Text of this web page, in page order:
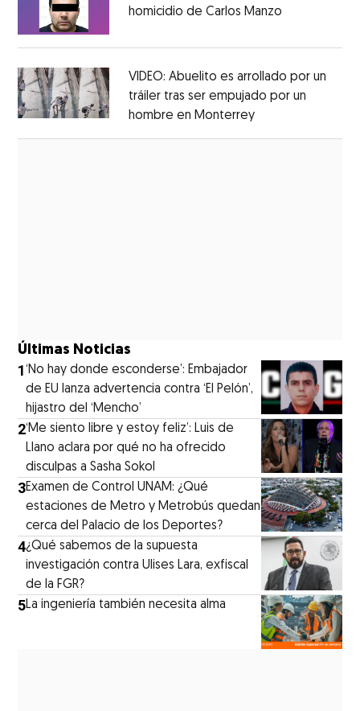
homicidio de Carlos Manzo
VIDEO: Abuelito es arrollado por un
tráiler tras ser empujado por un
hombre en MonterreyOpens in new
Últimas Noticias
1‘No hay donde esconderse’: Embajador
de EU lanza advertencia contra ‘El Pelón’,
hijastro del ‘Mencho’
2‘Me siento libre y estoy feliz’: Luis de
Llano aclara por qué no ha ofrecido
disculpas a Sasha Sokol
3Examen de Control UNAM: ¿Qué
estaciones de Metro y Metrobús quedan
cerca del Palacio de los Deportes?
4¿Qué sabemos de la supuesta
investigación contra Ulises Lara, exfiscal
de la FGR?
5La ingeniería también necesita alma